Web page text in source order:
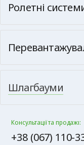
Ролетні
Шлагбауми
Консультації та продажі:
+38 (067) 110-